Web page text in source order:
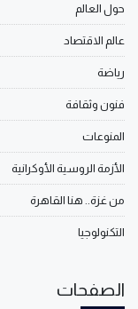
حول العالم
عالم الاقتصاد
رياضة
فنون وثقافة
المنوعات
الأزمة الروسية الأوكرانية
من غزة.. هنا القاهرة
التكنولوجيا
الصفحات